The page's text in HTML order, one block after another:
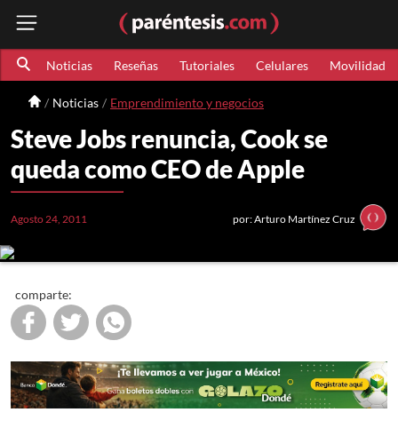
Noticias Reseñas Tutoriales Celulares Movilidad
Noticias Emprendimiento y negocios
Steve Jobs renuncia, Cook se
queda como CEO de Apple
Agosto 24, 2011 por: Arturo Martínez Cruz
comparte: